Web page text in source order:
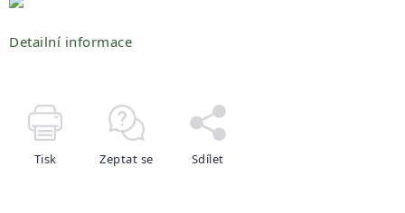
Detailní informace
Tisk Zeptat se Sdílet